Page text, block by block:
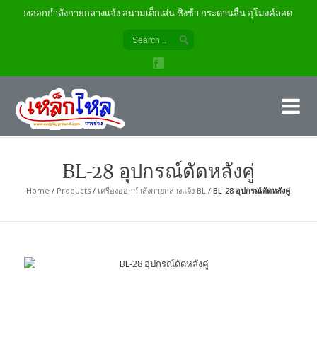
เครื่องออกกำลังกายกลางแจ้ง สนามเด็กเล่น ชิงช้า กระดานลื่น อุโมงค์ลอด
BL-28 อุปกรณ์ดัดหลังคู่
Home / Products / เครื่องออกกำลังกายกลางแจ้ง BL /BL-28 อุปกรณ์ดัดหลังคู่